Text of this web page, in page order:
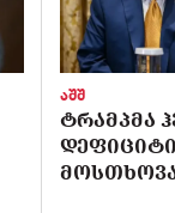
აშშ
ᲢᲠᲐᲛᲞᲛᲐ
ᲛᲝᲡᲗᲮᲝᲕᲐ